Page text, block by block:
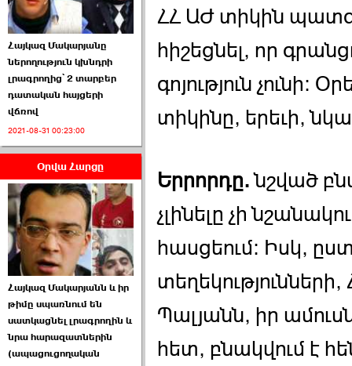
2026-07-05 23:19:00
ՏԵՍԱՆՅՈՒԹ․ Ի՞նչ
իրավիճակ է այս ›››
2026-07-04 10:40:00
Սահմանադրական
դատարանը մերժեց ›››
2026-07-02 00:39:00
Հայկազ Մակարյանը
ներողություն կխնդրի
լրագրողից՝ 2 տարբեր
դատական հայցերի
վճռով
2021-08-31 00:23:00
Օրվա Հարցը
Հայկազ Մակարյանն և իր
թիմը սպառնում են
սատկացնել լրագրողին և
նրա հարազատներին
(ապացուցողական
ՀՀ ԱԺ տիկին
հիշեցնել, որ
գոյություն
տիկինը, երեւի,
Երրորդը.նշված
չլինելը չի
հասցեում։ Իսկ,
Պալյանն, իր
հետ, բնակվում է